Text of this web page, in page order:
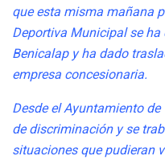
que esta misma mañana
Deportiva Municipal se
Benicalap y ha dado
empresa concesionaria.
Desde el Ayuntamiento
de discriminación y se
situaciones que pudieran